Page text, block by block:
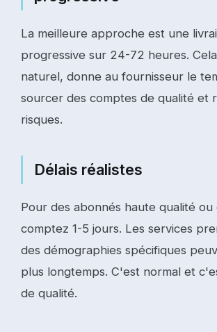
La meilleure approche est une
progressive sur 24-72 heures.
naturel, donne au fournisseur le
sourcer des comptes de qualité et
risques.
Délais réalistes
Pour des abonnés haute qualité ou
comptez 1-5 jours. Les services
des démographies spécifiques
plus longtemps. C'est normal et
de qualité.